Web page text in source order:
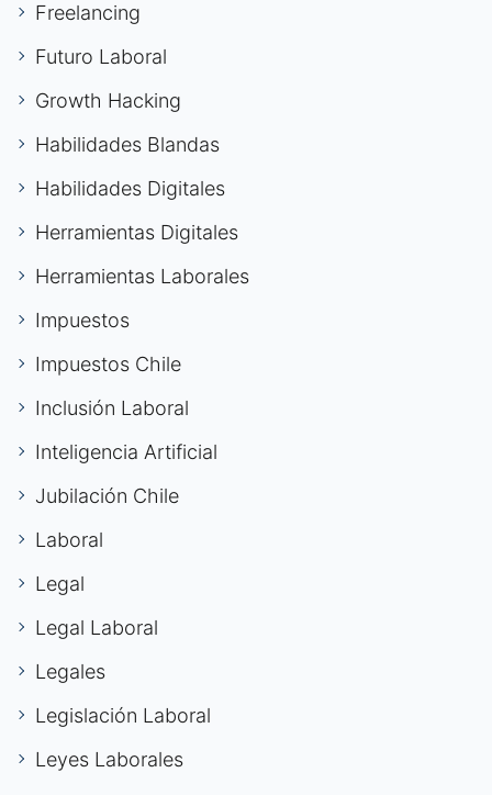
Freelancing
Futuro Laboral
Growth Hacking
Habilidades Blandas
Habilidades Digitales
Herramientas Digitales
Herramientas Laborales
Impuestos
Impuestos Chile
Inclusión Laboral
Inteligencia Artificial
Jubilación Chile
Laboral
Legal
Legal Laboral
Legales
Legislación Laboral
Leyes Laborales